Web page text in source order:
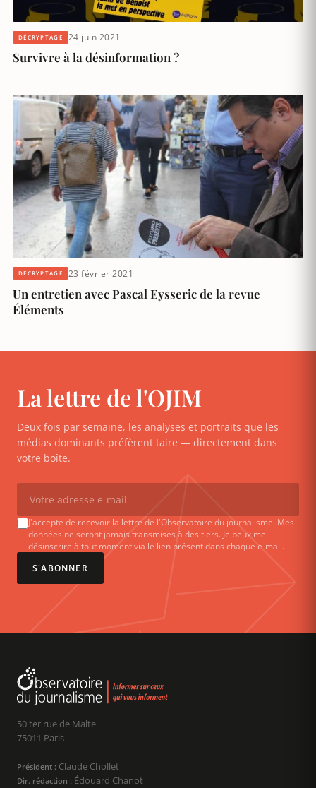
DÉCRYPTAGE 24 juin 2021
Survivre à la désinformation ?
DÉCRYPTAGE 23 février 2021
Un entretien avec Pascal Eysseric de la revue
Éléments
La lettre de l'OJIM
Deux fois par semaine, les analyses et portraits que les
médias dominants préfèrent taire — directement dans
votre boîte.
J'accepte de recevoir la lettre de l'Observatoire du journalisme. Mes
données ne seront jamais transmises à des tiers. Je peux me
désinscrire à tout moment via le lien présent dans chaque e-mail.
S'ABONNER
50 ter rue de Malte
75011 Paris
Président : Claude Chollet
Dir. rédaction : Édouard Chanot